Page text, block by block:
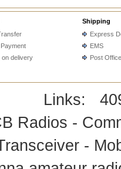
on delivery
Shipping
Express
EMS
Post Office
Links:
Radios -
-